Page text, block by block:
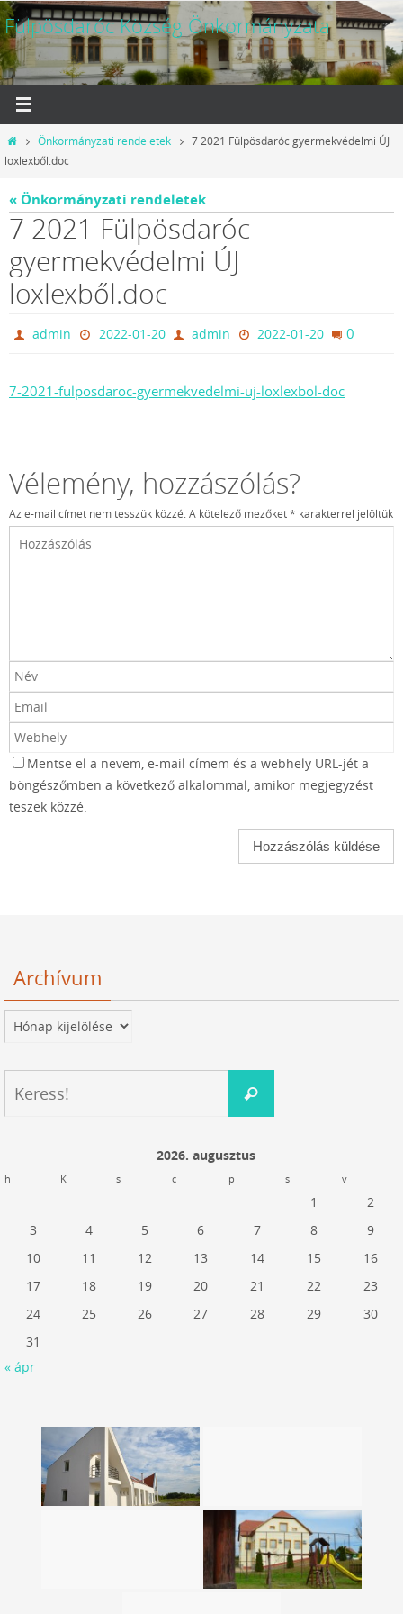
Megszakítás
Fülpösdaróc Község Önkormányzata
OtthonÖnkormányzati rendeletek
7 2021 Fülpösdaróc gyermekvédelmi ÚJ
loxlexből.doc
« Önkormányzati rendeletek
7 2021 Fülpösdaróc
gyermekvédelmi ÚJ
loxlexből.doc
admin 2022-01-20 admin 2022-01-20 0
7-2021-fulposdaroc-gyermekvedelmi-uj-loxlexbol-doc
Vélemény, hozzászólás?
Az e-mail címet nem tesszük közzé.A kötelező mezőket* karakterrel jelöltük
Mentse el a nevem, e-mail címem és a webhely URL-jét a
böngészőmben a következő alkalommal, amikor megjegyzést
teszek közzé.
Archívum
Archívum
Keress!
2026. augusztus
h K s c p s v
1
2
3
4 5 6 7 8
9
10
11 12 13 14 15
16
17
18 19 20 21 22
23
24
25 26 27 28 29
30
31
« ápr